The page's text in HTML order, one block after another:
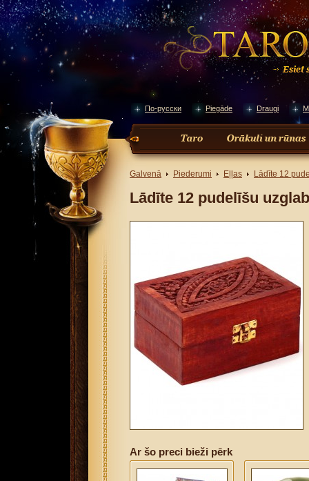
По-русски Piegāde Draugi
Galvenā Piederumi Eļļas Lādīte 12
Lādīte 12 pudelīšu
Ar šo preci bieži pērk